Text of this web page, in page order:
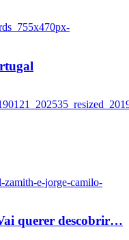
zamith-e-jorge-camilo-
querer descobrir…